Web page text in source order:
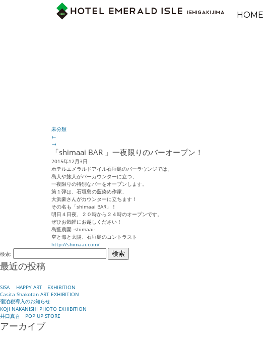
HOME
未分類
←
→
「shimaai BAR 」一夜限りのバーオープン！
2015年12月3日
ホテルエメラルドアイル石垣島のバーラウンジでは、
島人や旅人がバーカウンターに立つ、
一夜限りの特別なバーをオープンします。
第１弾は、石垣島の藍染め作家、
大浜豪さんがカウンターに立ちます！
その名も「shimaai BAR」！
明日４日夜、２０時から２４時のオープンです。
ぜひお気軽にお越しください！
島藍農園 -shimaai-
空と海と太陽、石垣島のコントラスト
http://shimaai.com/
検索:
最近の投稿
SISA HAPPY ART EXHIBITION
Casita Shakotan ART EXHIBITION
宿泊税導入のお知らせ
KOJI NAKANISHI PHOTO EXHIBITION
井口真吾 POP UP STORE
アーカイブ